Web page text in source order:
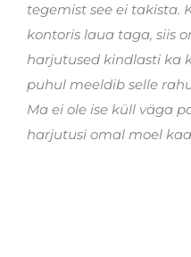
tegemist see ei takista.
kontoris laua taga, siis
harjutused kindlasti ka
puhul meeldib selle
Ma ei ole ise küll väga
harjutusi omal moel